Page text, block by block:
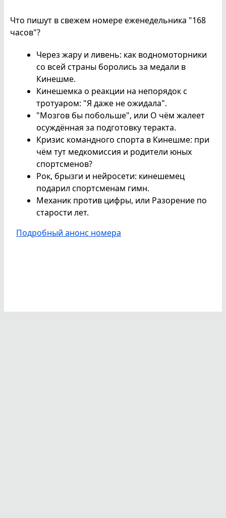
Что пишут в свежем номере еженедельника "168
часов"?
Через жару и ливень: как водномоторники
со всей страны боролись за медали в
Кинешме.
Кинешемка о реакции на непорядок с
тротуаром: "Я даже не ожидала".
"Мозгов бы побольше", или О чём жалеет
осуждённая за подготовку теракта.
Кризис командного спорта в Кинешме: при
чём тут медкомиссия и родители юных
спортсменов?
Рок, брызги и нейросети: кинешемец
подарил спортсменам гимн.
Механик против цифры, или Разорение по
старости лет.
Подробный анонс номера